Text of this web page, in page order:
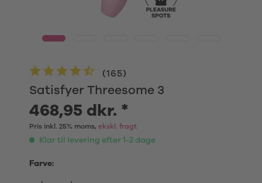
Satisfyer Threesome 3
(165)
468,95 dkr. *
Pris inkl. 25% moms, ekskl. fragt
Klar til levering efter 1-2 dage
Farve: